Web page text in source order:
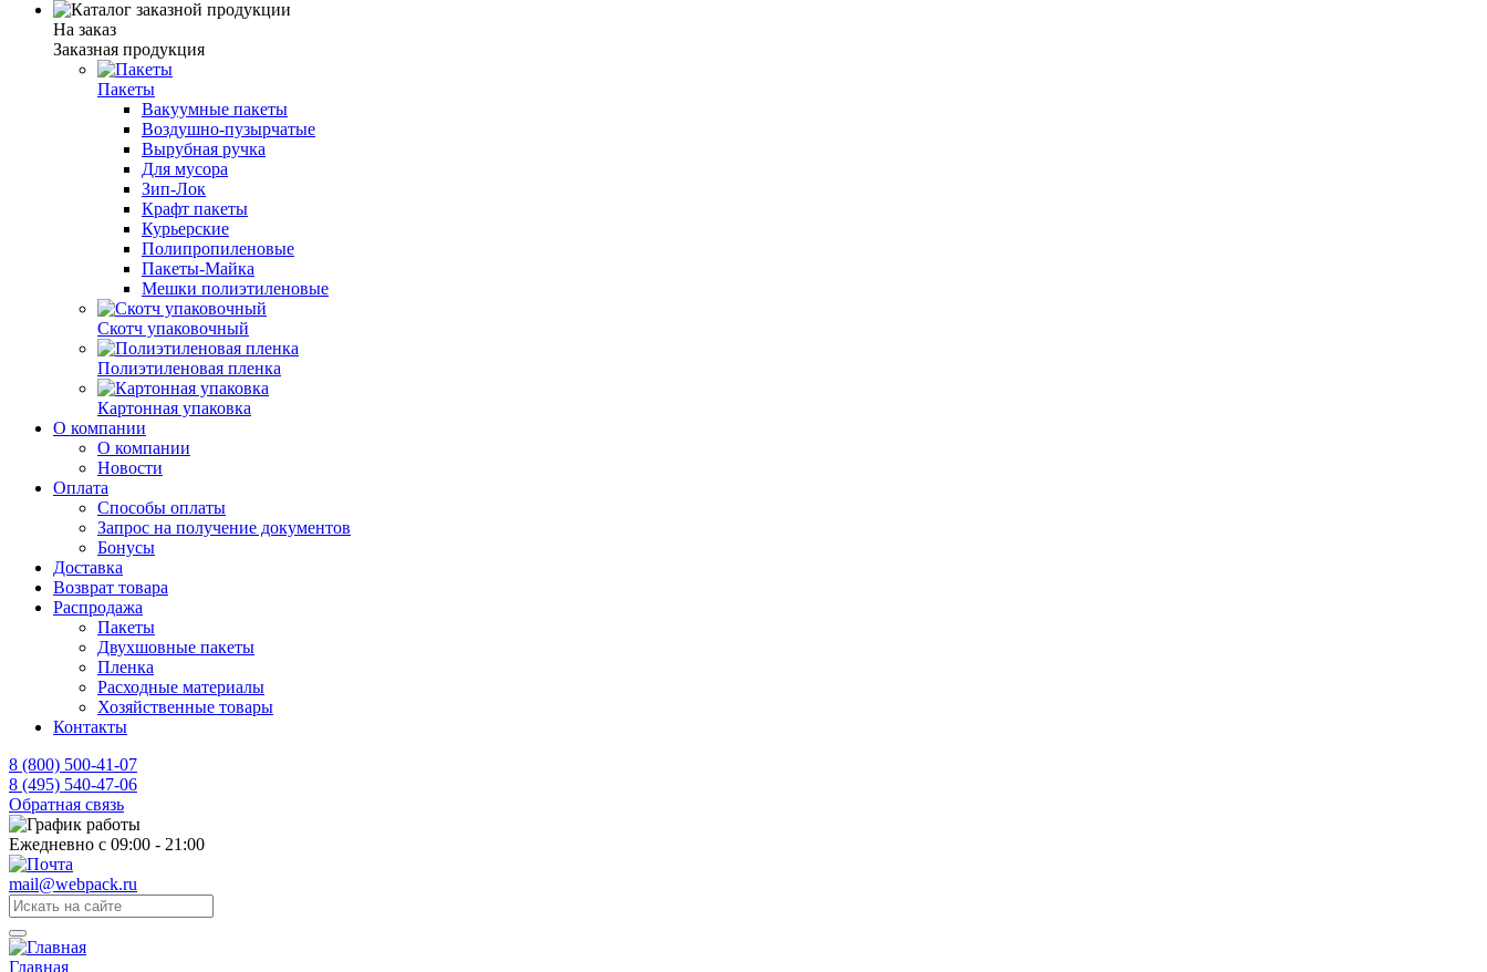
На заказ
Заказная продукция
Пакеты
Вакуумные пакеты
Воздушно-пузырчатые
Вырубная ручка
Для мусора
Зип-Лок
Крафт пакеты
Курьерские
Полипропиленовые
Пакеты-Майка
Мешки полиэтиленовые
Скотч упаковочный
Полиэтиленовая пленка
Картонная упаковка
О компании
О компании
Новости
Оплата
Способы оплаты
Запрос на получение документов
Бонусы
Доставка
Возврат товара
Распродажа
Пакеты
Двухшовные пакеты
Пленка
Расходные материалы
Хозяйственные товары
Контакты
8 (800) 500-41-07
8 (495) 540-47-06
Обратная связь
Ежедневно с 09:00 - 21:00
mail@webpack.ru
Главная